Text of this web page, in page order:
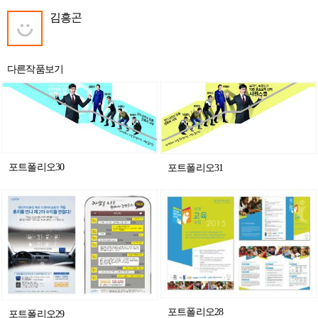
김흥곤
다른작품보기
포트폴리오30 포트폴리오31
포트폴리오29 포트폴리오28